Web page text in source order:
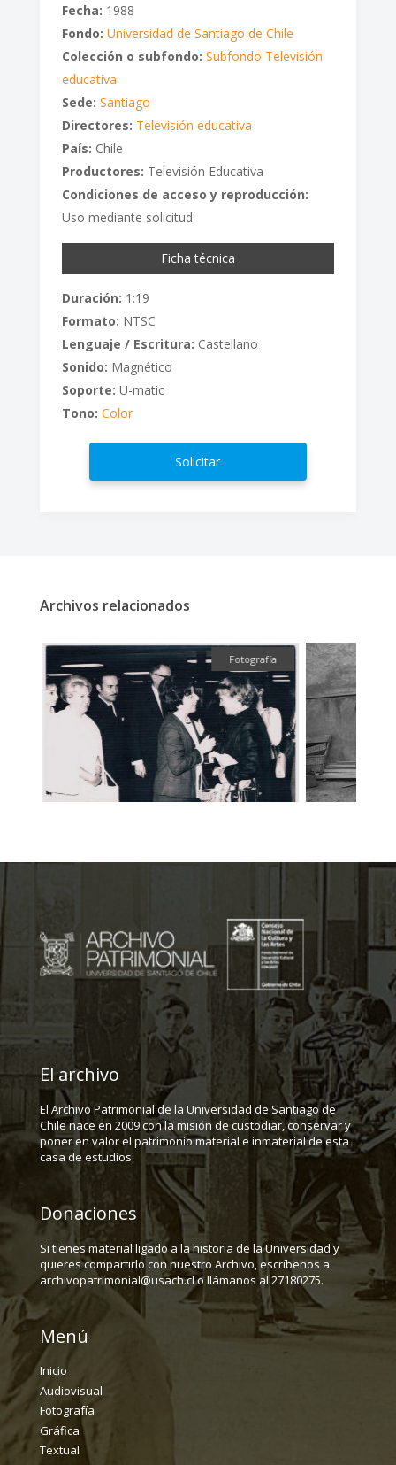
Fecha: 1988
Fondo: Universidad de Santiago de Chile
Colección o subfondo: Subfondo Televisión
educativa
Sede: Santiago
Directores: Televisión educativa
País: Chile
Productores: Televisión Educativa
Condiciones de acceso y reproducción:
Uso mediante solicitud
Ficha técnica
Duración: 1:19
Formato: NTSC
Lenguaje / Escritura: Castellano
Sonido: Magnético
Soporte: U-matic
Tono: Color
Solicitar
Archivos relacionados
Fotografía
El archivo
El Archivo Patrimonial de la Universidad de Santiago de
Chile nace en 2009 con la misión de custodiar, conservar y
poner en valor el patrimonio material e inmaterial de esta
casa de estudios.
Donaciones
Si tienes material ligado a la historia de la Universidad y
quieres compartirlo con nuestro Archivo, escríbenos a
archivopatrimonial@usach.cl o llámanos al 27180275.
Menú
Inicio
Audiovisual
Fotografía
Gráfica
Textual